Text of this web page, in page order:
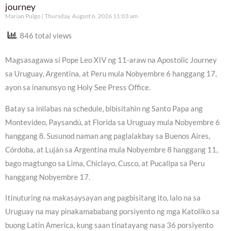
journey
Marian Pulgo Thursday, August 6, 2026 11:03 am
846 total views
Magsasagawa si Pope Leo XIV ng 11-araw na Apostolic Journey
sa Uruguay, Argentina, at Peru mula Nobyembre 6 hanggang 17,
ayon sa inanunsyo ng Holy See Press Office.
Batay sa inilabas na schedule, bibisitahin ng Santo Papa ang
Montevideo, Paysandú, at Florida sa Uruguay mula Nobyembre 6
hanggang 8. Susunod naman ang paglalakbay sa Buenos Aires,
Córdoba, at Luján sa Argentina mula Nobyembre 8 hanggang 11,
bago magtungo sa Lima, Chiclayo, Cusco, at Pucallpa sa Peru
hanggang Nobyembre 17.
Itinuturing na makasaysayan ang pagbisitang ito, lalo na sa
Uruguay na may pinakamababang porsiyento ng mga Katoliko sa
buong Latin America, kung saan tinatayang nasa 36 porsiyento